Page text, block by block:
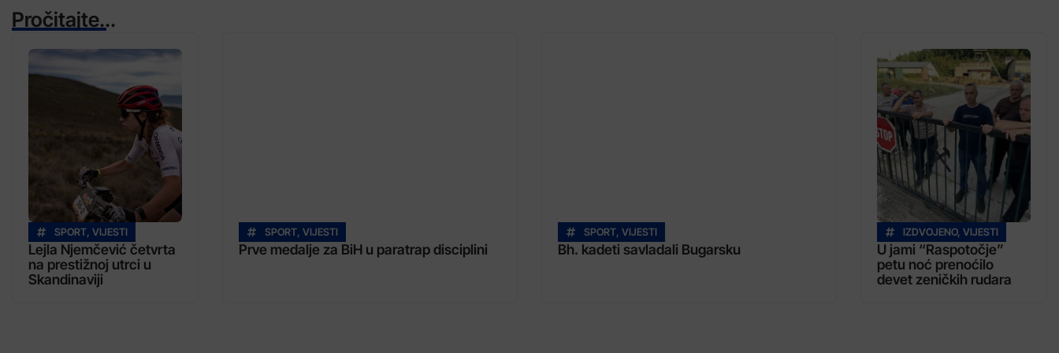
Pročitajte...
SPORT, VIJESTI
Lejla Njemčević četvrta
na prestižnoj utrci u
Skandinaviji
SPORT, VIJESTI
Prve medalje za BiH u paratrap disciplini
SPORT, VIJESTI
Bh. kadeti savladali Bugarsku
IZDVOJENO, VIJESTI
U jami “Raspotočje”
petu noć prenoćilo
devet zeničkih rudara